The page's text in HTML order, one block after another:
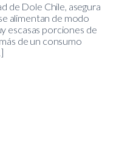
de Dole Chile, asegura
alimentan de modo
escasas porciones de
de un consumo